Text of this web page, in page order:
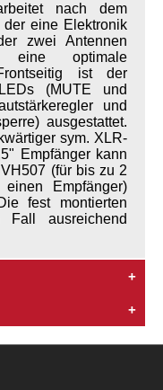
nach dem
der eine Elektronik
zwei Antennen
optimale
ist der
(MUTE und
und
ausgestattet.
sym. XLR-
Empfänger kann
(für bis zu 2
Empfänger)
fest montierten
ausreichend